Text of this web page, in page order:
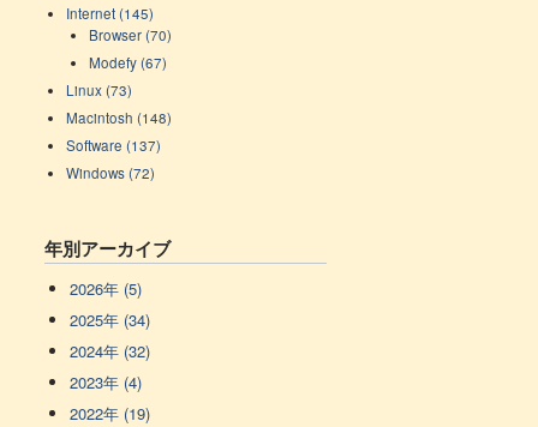
Internet (145)
Browser (70)
Modefy (67)
Linux (73)
Macintosh (148)
Software (137)
Windows (72)
年別アーカイブ
2026年 (5)
2025年 (34)
2024年 (32)
2023年 (4)
2022年 (19)